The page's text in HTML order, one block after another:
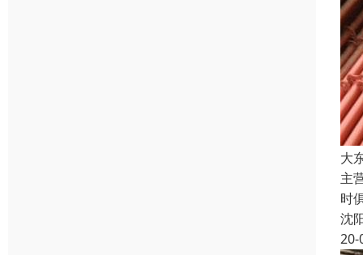
大
主
时
沈
20-